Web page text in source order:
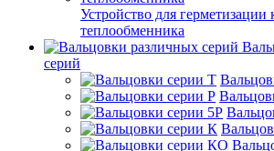
Устройство для герметизации
теплообменника
серий